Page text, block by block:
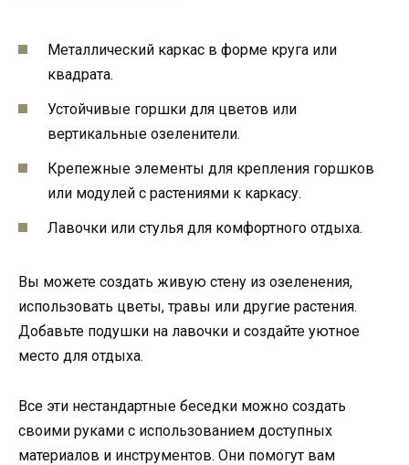
Металлический каркас в форме круга или
квадрата.
Устойчивые горшки для цветов или
вертикальные озеленители.
Крепежные элементы для крепления горшков
или модулей с растениями к каркасу.
Лавочки или стулья для комфортного отдыха.
Вы можете создать живую стену из озеленения,
использовать цветы, травы или другие растения.
Добавьте подушки на лавочки и создайте уютное
место для отдыха.
Все эти нестандартные беседки можно создать
своими руками с использованием доступных
материалов и инструментов. Они помогут вам